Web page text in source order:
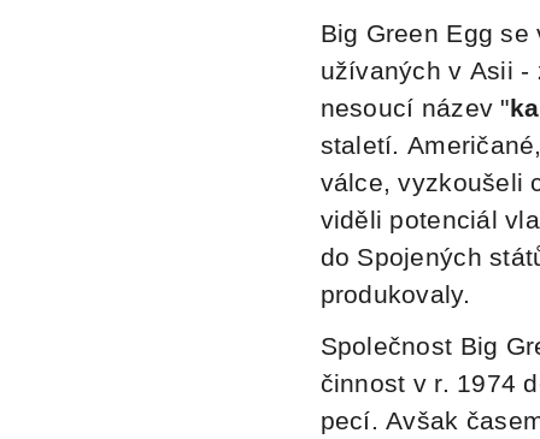
Big Green Egg
užívaných v Asii -
nesoucí název "
staletí.
válce, vyzkoušeli
viděli potenciál
do Spojených
produkovaly.
Společnost Big
činnost v r. 1974
pecí. Avšak časem vyvinuli perfektní vysoce kvalitní model, a to díky